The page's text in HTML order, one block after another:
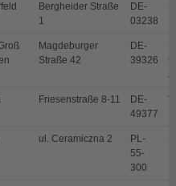
Bergheider Straße
1
DE-
03238
Magdeburger
Straße 42
DE-
39326
Friesenstraße 8-11
DE-
49377
ul. Ceramiczna 2
PL-
55-
300